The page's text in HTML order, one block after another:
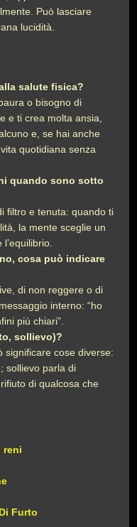
Può lasciare
lucidità.
salute fisica?
o bisogno di
e ti crea molta ansia,
e, se hai anche
quotidiana senza
quando sono sotto
filtro e tenuta: quando ti
la mente sceglie un
cosa può indicare
di non reggere o di
interno: “ho
più chiari”.
sollievo)?
significare cose diverse:
sollievo parla di
di qualcosa che
reni
Furto